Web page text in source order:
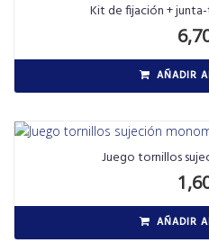
Kit de fijación +
AÑADIR
Juego tornillos
AÑADIR